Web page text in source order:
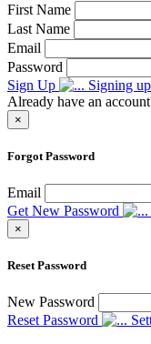
First Name
Last Name
Email
Password
Sign Up
Signing
Already have an
×
Forgot Password
Email
Get New Password
×
Reset Password
New Password
Reset Password